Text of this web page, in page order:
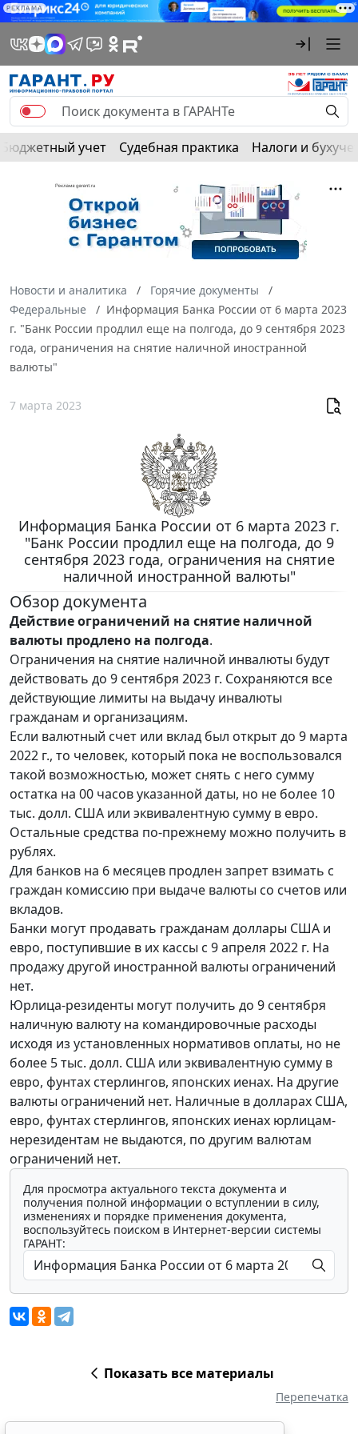
РЕКЛАМА
Бюджетный учет Судебная практика Налоги и
Новости и аналитика
Горячие документы
Федеральные
Информация Банка России от 6 марта 2023
г. "Банк России продлил еще на полгода, до 9 сентября 2023
года, ограничения на снятие наличной иностранной
валюты"
7 марта 2023
Информация Банка России от 6 марта 2023 г.
"Банк России продлил еще на полгода, до 9
сентября 2023 года, ограничения на снятие
наличной иностранной валюты"
Обзор документа
Действие ограничений на снятие наличной
валюты продлено на полгода.
Ограничения на снятие наличной инвалюты будут
действовать до 9 сентября 2023 г. Сохраняются все
действующие лимиты на выдачу инвалюты
гражданам и организациям.
Если валютный счет или вклад был открыт до 9 марта
2022 г., то человек, который пока не воспользовался
такой возможностью, может снять с него сумму
остатка на 00 часов указанной даты, но не более 10
тыс. долл. США или эквивалентную сумму в евро.
Остальные средства по-прежнему можно получить в
рублях.
Для банков на 6 месяцев продлен запрет взимать с
граждан комиссию при выдаче валюты со счетов или
вкладов.
Банки могут продавать гражданам доллары США и
евро, поступившие в их кассы с 9 апреля 2022 г. На
продажу другой иностранной валюты ограничений
нет.
Юрлица-резиденты могут получить до 9 сентября
наличную валюту на командировочные расходы
исходя из установленных нормативов оплаты, но не
более 5 тыс. долл. США или эквивалентную сумму в
евро, фунтах стерлингов, японских иенах. На другие
валюты ограничений нет. Наличные в долларах США,
евро, фунтах стерлингов, японских иенах юрлицам-
нерезидентам не выдаются, по другим валютам
ограничений нет.
Для просмотра актуального текста документа и
получения полной информации о вступлении в силу,
изменениях и порядке применения документа,
воспользуйтесь поиском в Интернет-версии системы
ГАРАНТ:
Показать все материалы
Перепечатка